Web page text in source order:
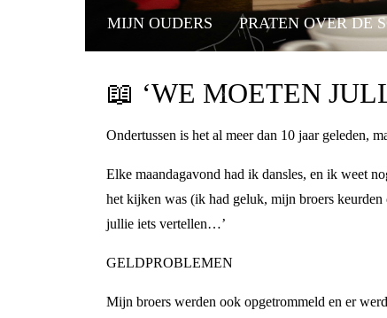
MIJN OUDERS PRATEN OVER DE
📖 ‘WE MOETEN
Ondertussen is het al meer dan 10 jaar geleden,
Elke maandagavond had ik dansles, en ik weet
het kijken was (ik had geluk, mijn broers
jullie iets vertellen…’
GELDPROBLEMEN
Mijn broers werden ook opgetrommeld en er